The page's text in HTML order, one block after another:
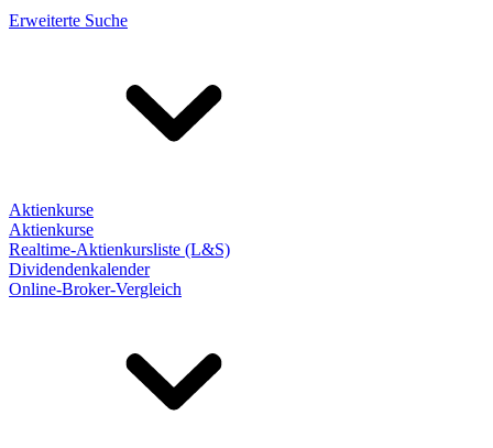
Erweiterte Suche
Aktienkurse
Aktienkurse
Realtime-Aktienkursliste (L&S)
Dividendenkalender
Online-Broker-Vergleich